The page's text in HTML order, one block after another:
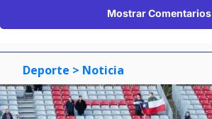
Mostrar Comentarios
Deporte > Noticia